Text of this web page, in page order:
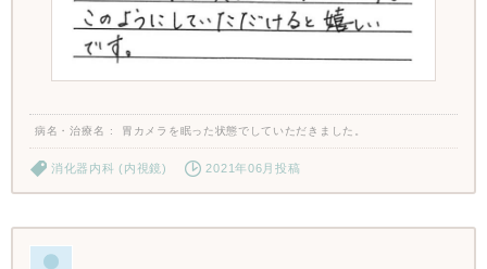
病名・治療名 胃カメラを眠った状態でしていただきました。
消化器内科 (内視鏡) 2021年06月投稿